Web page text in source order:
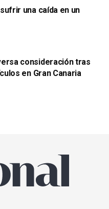
una caída en un
consideración tras
en Gran Canaria